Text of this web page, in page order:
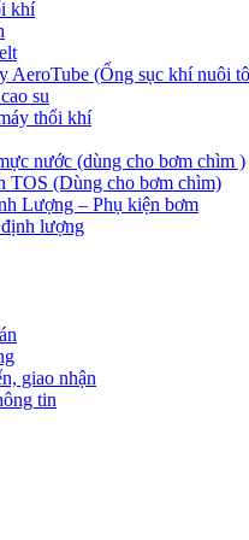
khí
AeroTube (Ống sục khí nuôi
su
thổi khí
nước (dùng cho bơm chìm )
TOS (Dùng cho bơm chìm)
Lượng – Phụ kiện bơm
lượng
giao nhận
tin